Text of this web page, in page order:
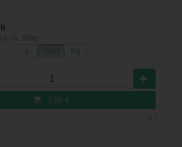
g Stück Kg
2,85 €